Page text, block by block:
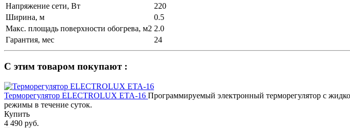
Напряжение сети, Вт
220
Ширина, м
0.5
Макс. площадь поверхности обогрева, м2 2.0
Гарантия, мес
24
С этим товаром покупают :
Терморегулятор ELECTROLUX ETA-16 Программируемый электронный терморегулятор с
режимы в течение суток.
Купить
4 490 руб.